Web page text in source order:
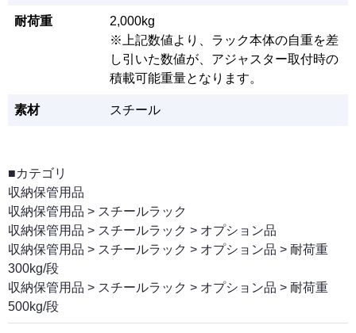
耐荷重
2,000kg
※上記数値より、ラック本体の自重を差
し引いた数値が、アジャスター取付時の
積載可能重量となります。
素材 スチール
■カテゴリ
収納保管用品
収納保管用品 > スチールラック
収納保管用品 > スチールラック > オプション品
収納保管用品 > スチールラック > オプション品 > 耐荷重
300kg/段
収納保管用品 > スチールラック > オプション品 > 耐荷重
500kg/段